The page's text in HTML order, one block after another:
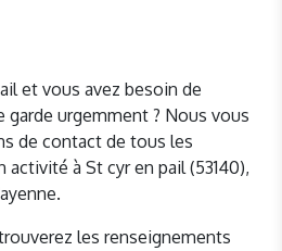
et vous avez besoin de
urgemment ? Nous vous
de contact de tous les
à St cyr en pail (53140),
les renseignements